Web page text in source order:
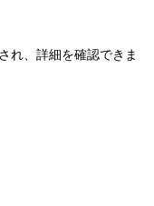
れ、詳細を確認できま